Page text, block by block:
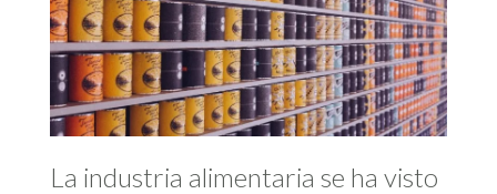
La industria alimentaria se ha visto